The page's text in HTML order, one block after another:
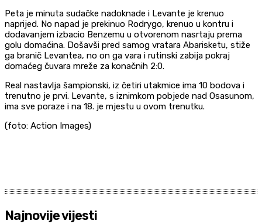
Peta je minuta sudačke nadoknade i Levante je krenuo
naprijed. No napad je prekinuo Rodrygo, krenuo u kontru i
dodavanjem izbacio Benzemu u otvorenom nasrtaju prema
golu domaćina. Došavši pred samog vratara Abarisketu, stiže
ga branič Levantea, no on ga vara i rutinski zabija pokraj
domaćeg čuvara mreže za konačnih 2:0.
Real nastavlja šampionski, iz četiri utakmice ima 10 bodova i
trenutno je prvi. Levante, s iznimkom pobjede nad Osasunom,
ima sve poraze i na 18. je mjestu u ovom trenutku.
(foto: Action Images)
Najnovije vijesti